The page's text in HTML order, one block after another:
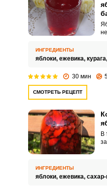
ИНГРЕДИЕНТЫ
яблоки, ежевика, курага,
30 мин
СМОТРЕТЬ РЕЦЕПТ
В
ИНГРЕДИЕНТЫ
яблоки, ежевика,